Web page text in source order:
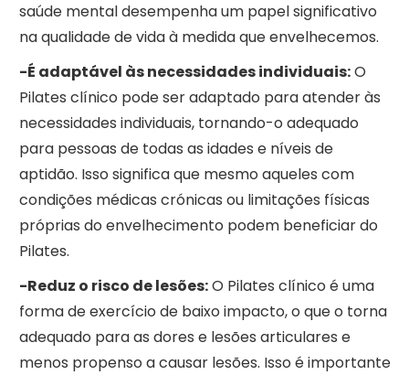
saúde mental desempenha um papel significativo
na qualidade de vida à medida que envelhecemos.
-É adaptável às necessidades individuais:O
Pilates clínico pode ser adaptado para atender às
necessidades individuais, tornando-o adequado
para pessoas de todas as idades e níveis de
aptidão. Isso significa que mesmo aqueles com
condições médicas crónicas ou limitações físicas
próprias do envelhecimento podem beneficiar do
Pilates.
-Reduz o risco de lesões:O Pilates clínico é uma
forma de exercício de baixo impacto, o que o torna
adequado para as dores e lesões articulares e
menos propenso a causar lesões. Isso é importante